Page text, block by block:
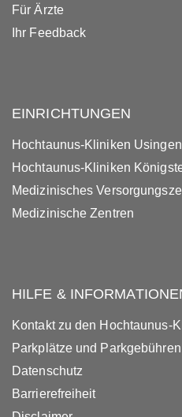
Für Ärzte
Ihr Feedback
EINRICHTUNGEN
Hochtaunus-Kliniken Usingen
Hochtaunus-Kliniken
Medizinisches
Medizinische Zentren
HILFE &
Kontakt zu den Hochtaunus-
Parkplätze und Parkgebühren
Datenschutz
Barrierefreiheit